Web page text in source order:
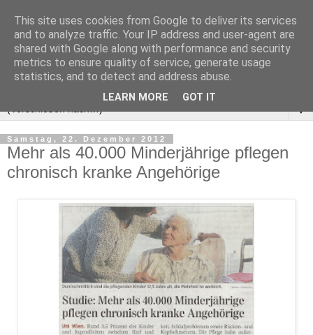
▼
Samstag, 22. Dezember 2012
Mehr als 40.000 Minderjährige pflegen
chronisch kranke Angehörige
This site uses cookies from Google to deliver its services
and to analyze traffic. Your IP address and user-agent are
shared with Google along with performance and security
metrics to ensure quality of service, generate usage
statistics, and to detect and address abuse.
LEARN MORE GOT IT